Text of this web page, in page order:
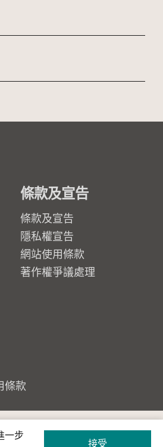
條款及宣告
條款及宣告
隱私權宣告
網站使用條款
著作權爭議處理
條款
一步
接受